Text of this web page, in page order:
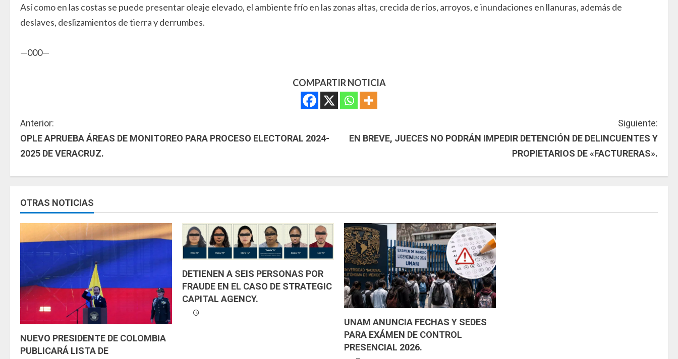
Así como en las costas se puede presentar oleaje elevado, el ambiente frío en las zonas altas, crecida de ríos, arroyos, e inundaciones en llanuras, además de
deslaves, deslizamientos de tierra y derrumbes.
—000—
COMPARTIR NOTICIA
S
i
e
e
y
e
n
d
Anterior:
OPLE APRUEBA ÁREAS DE MONITOREO PARA PROCESO ELECTORAL 2024-
2025 DE VERACRUZ.
Siguiente:
EN BREVE, JUECES NO PODRÁN IMPEDIR DETENCIÓN DE DELINCUENTES Y
PROPIETARIOS DE «FACTURERAS».
OTRAS NOTICIAS
NUEVO PRESIDENTE DE COLOMBIA
PUBLICARÁ LISTA DE
DETIENEN A SEIS PERSONAS POR
FRAUDE EN EL CASO DE STRATEGIC
CAPITAL AGENCY.
UNAM ANUNCIA FECHAS Y SEDES
PARA EXÁMEN DE CONTROL
PRESENCIAL 2026.